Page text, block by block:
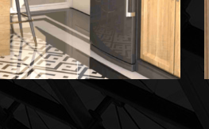
Devam Eden